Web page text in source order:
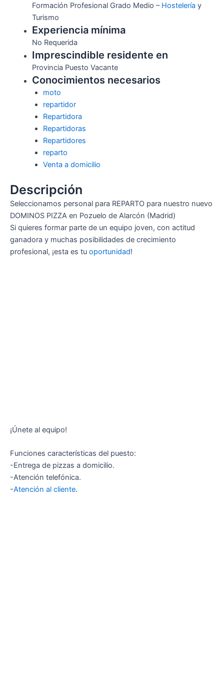
Formación Profesional Grado Medio – Hostelería y
Turismo
Experiencia mínima
No Requerida
Imprescindible residente en
Provincia Puesto Vacante
Conocimientos necesarios
moto
repartidor
Repartidora
Repartidoras
Repartidores
reparto
Venta a domicilio
Descripción
Seleccionamos personal para REPARTO para nuestro nuevo
DOMINOS PIZZA en Pozuelo de Alarcón (Madrid)
Si quieres formar parte de un equipo joven, con actitud
ganadora y muchas posibilidades de crecimiento
profesional, ¡esta es tu oportunidad!
¡Únete al equipo!
Funciones características del puesto:
-Entrega de pizzas a domicilio.
-Atención telefónica.
-Atención al cliente.